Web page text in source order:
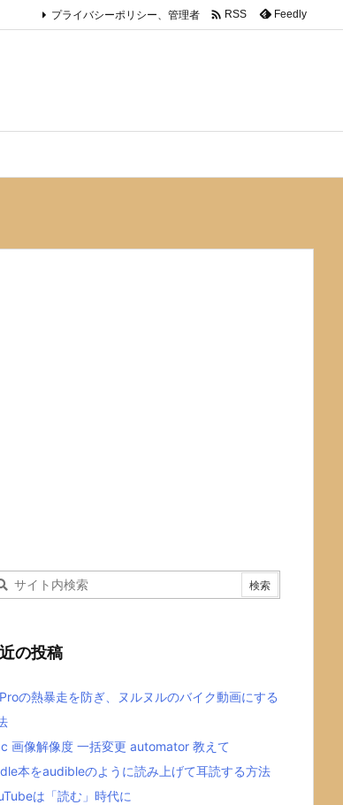
プライバシーポリシー、管理者  RSS Feedly
の投稿
の熱暴走を防ぎ、ヌルヌルのバイク動画にする
画像解像度 一括変更 automator 教えて
本をaudibleのように読み上げて耳読する方法
は「読む」時代に